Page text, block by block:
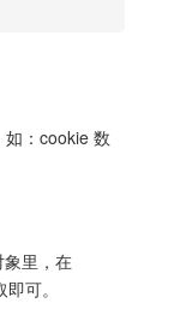
：cookie 数
象里，在
可。